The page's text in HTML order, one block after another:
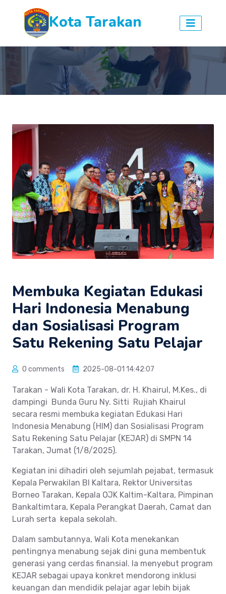
Kota Tarakan
Membuka Kegiatan Edukasi
Hari Indonesia Menabung
dan Sosialisasi Program
Satu Rekening Satu Pelajar
0 comments 2025-08-01 14:42:07
Tarakan - Wali Kota Tarakan, dr. H. Khairul, M.Kes., di
dampingi Bunda Guru Ny. Sitti Rujiah Khairul
secara resmi membuka kegiatan Edukasi Hari
Indonesia Menabung (HIM) dan Sosialisasi Program
Satu Rekening Satu Pelajar (KEJAR) di SMPN 14
Tarakan, Jumat (1/8/2025).
Kegiatan ini dihadiri oleh sejumlah pejabat, termasuk
Kepala Perwakilan BI Kaltara, Rektor Universitas
Borneo Tarakan, Kepala OJK Kaltim-Kaltara, Pimpinan
Bankaltimtara, Kepala Perangkat Daerah, Camat dan
Lurah serta kepala sekolah.
Dalam sambutannya, Wali Kota menekankan
pentingnya menabung sejak dini guna membentuk
generasi yang cerdas finansial. Ia menyebut program
KEJAR sebagai upaya konkret mendorong inklusi
keuangan dan mendidik pelajar agar lebih bijak